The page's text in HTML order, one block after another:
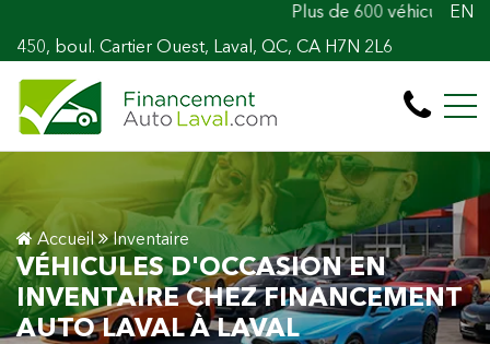
Plus de 600 véhicules! 100%
450, boul. Cartier Ouest, Laval, QC, CA H7N 2L6
EN
Accueil Inventaire
VÉHICULES D'OCCASION EN
INVENTAIRE CHEZ FINANCEMENT
AUTO LAVAL À LAVAL